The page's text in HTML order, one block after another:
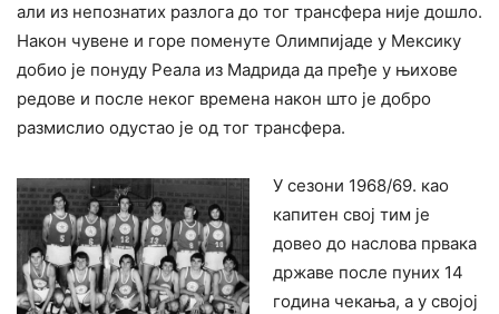
али из непознатих разлога до тог трансфера није дошло.
Након чувене и горе поменуте Олимпијаде у Мексику
добио је понуду Реала из Мадрида да пређе у њихове
редове и после неког времена након што је добро
размислио одустао је од тог трансфера.
У сезони 1968/69. као
капитен свој тим је
довео до наслова првака
државе после пуних 14
година чекања, а у својој